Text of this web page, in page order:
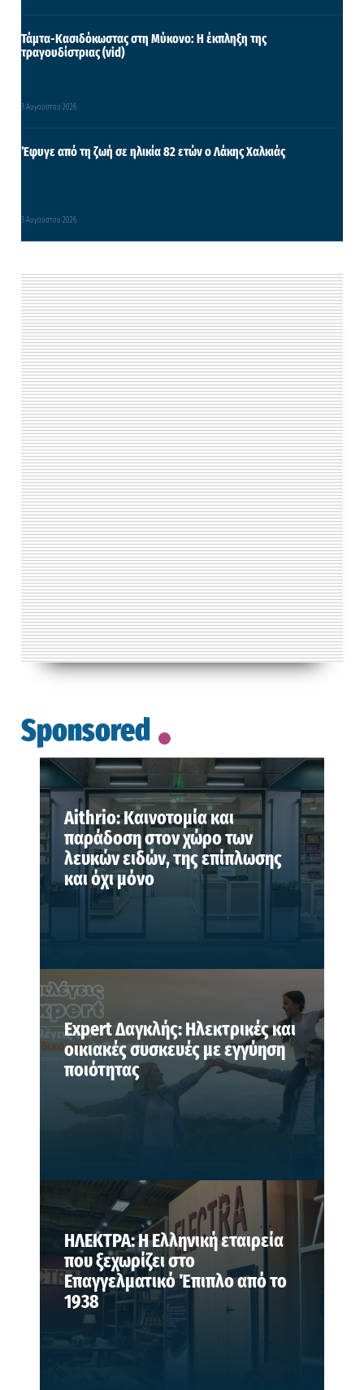
Τάμτα-Κασιδόκωστας στη Μύκονο: Η έκπληξη της
τραγουδίστριας (vid)
3 Αυγούστου 2026
Έφυγε από τη ζωή σε ηλικία 82 ετών ο Λάκης Χαλκιάς
3 Αυγούστου 2026
Sponsored
Aithrio: Καινοτομία και
παράδοση στον χώρο των
λευκών ειδών, της επίπλωσης
και όχι μόνο
Expert Δαγκλής: Ηλεκτρικές και
οικιακές συσκευές με εγγύηση
ποιότητας
ΗΛΕΚΤΡΑ: Η Ελληνική εταιρεία
που ξεχωρίζει στο
Επαγγελματικό Έπιπλο από το
1938